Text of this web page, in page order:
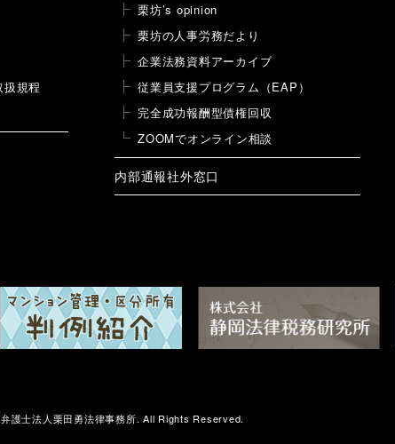
規程
栗坊’s opinion
栗坊の人事労務だより
企業法務資料アーカイブ
従業員支援プログラム（EAP）
完全成功報酬型債権回収
ZOOMでオンライン相談
内部通報社外窓口
弁護士法人栗田勇法律事務所. All Rights Reserved.